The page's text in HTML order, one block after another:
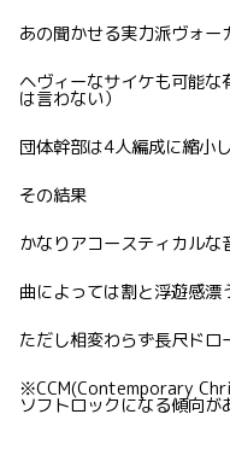
あの聞かせる実力派ヴォー
ヘヴィーなサイケも可能な
は言わない）
団体幹部は4人編成に縮小
その結果
かなりアコースティカルな
曲によっては割と浮遊感
ただし相変わらず長尺ドロ
※CCM(Contemporary
ソフトロックになる傾向が